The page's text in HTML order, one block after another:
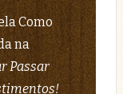
Como
na
Passar